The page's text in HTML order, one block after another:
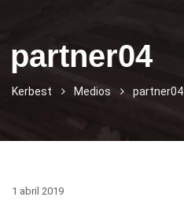
partner04
Kerbest Medios partner04
1 abril 2019